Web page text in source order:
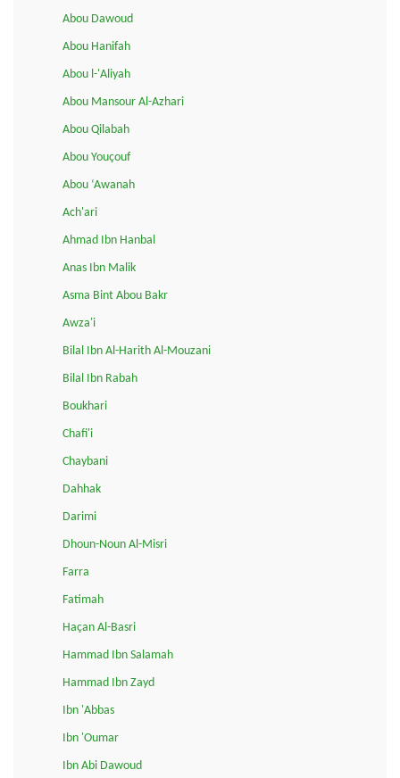
Abou Dawoud
Abou Hanifah
Abou l-'Aliyah
Abou Mansour Al-Azhari
Abou Qilabah
Abou Youçouf
Abou ‘Awanah
Ach'ari
Ahmad Ibn Hanbal
Anas Ibn Malik
Asma Bint Abou Bakr
Awza'i
Bilal Ibn Al-Harith Al-Mouzani
Bilal Ibn Rabah
Boukhari
Chafi'i
Chaybani
Dahhak
Darimi
Dhoun-Noun Al-Misri
Farra
Fatimah
Haçan Al-Basri
Hammad Ibn Salamah
Hammad Ibn Zayd
Ibn 'Abbas
Ibn 'Oumar
Ibn Abi Dawoud